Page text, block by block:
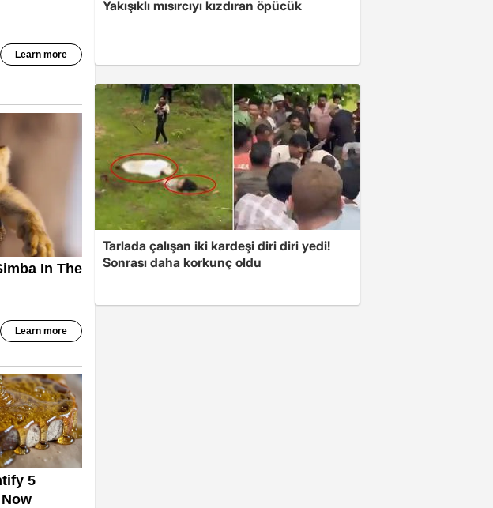
Yakışıklı mısırcıyı kızdıran öpücük
Tarlada çalışan iki kardeşi diri diri yedi!
Sonrası daha korkunç oldu